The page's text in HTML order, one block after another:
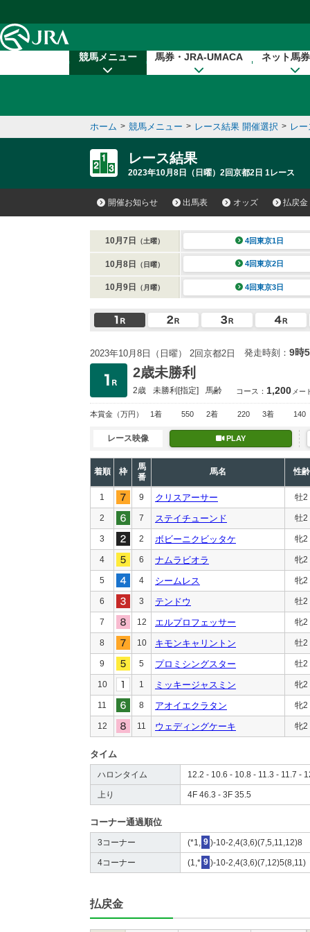
競馬メニュー 馬券・JRA-UMACA ネット馬
ホーム > 競馬メニュー > レース結果 開催選択 > レ
レース結果
2023年10月8日（日曜）2回京都2日 1レース
開催お知らせ 出馬表 オッズ 払戻金
10月7日 （土曜） 4回東京1日
10月8日 （日曜） 4回東京2日
10月9日 （月曜） 4回東京3日
2023年10月8日（日曜） 2回京都2日 発走時刻： 9時
2歳未勝利
2歳 未勝利[指定] 馬齢 コース： 1,200 メー
本賞金 （万円） 1着 550 2着 220 3着 140
レース映像 PLAY
着順 枠
馬
番
馬名 性齢
1 9 クリスアーサー 牡2
2 7 ステイチューンド 牡2
3 2 ボビーニクビッタケ 牝2
4 6 ナムラビオラ 牝2
5 4 シームレス 牝2
6 3 テンドウ 牡2
7 12 エルプロフェッサー 牝2
8 10 キモンキャリントン 牡2
9 5 プロミシングスター 牡2
10 1 ミッキージャスミン 牝2
11 8 アオイエクラタン 牝2
12 11 ウェディングケーキ 牝2
タイム
ハロンタイム 12.2 - 10.6 - 10.8 - 11.3 - 11.7 -
上り 4F 46.3 - 3F 35.5
コーナー通過順位
3コーナー (*1, 9 )-10-2,4(3,6)(7,5,11,12)8
4コーナー (1,* 9 )-10-2,4(3,6)(7,12)5(8,11)
払戻金